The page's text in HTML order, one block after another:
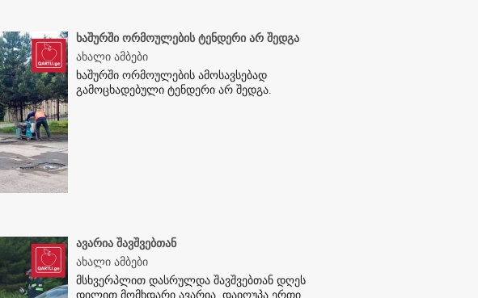
ხაშურში ორმოულების ტენდერი არ შედგა
ახალი ამბები
ხაშურში ორმოულების ამოსავსებად
გამოცხადებული ტენდერი არ შედგა.
ავარია შავშვებთან
ახალი ამბები
მსხვერპლით დასრულდა შავშვებთან დღეს
დილით მომხდარი ავარია. დაიღუპა ერთი